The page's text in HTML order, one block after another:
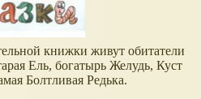
книжки живут обитатели
Ель, богатырь Желудь, Куст
Болтливая Редька.